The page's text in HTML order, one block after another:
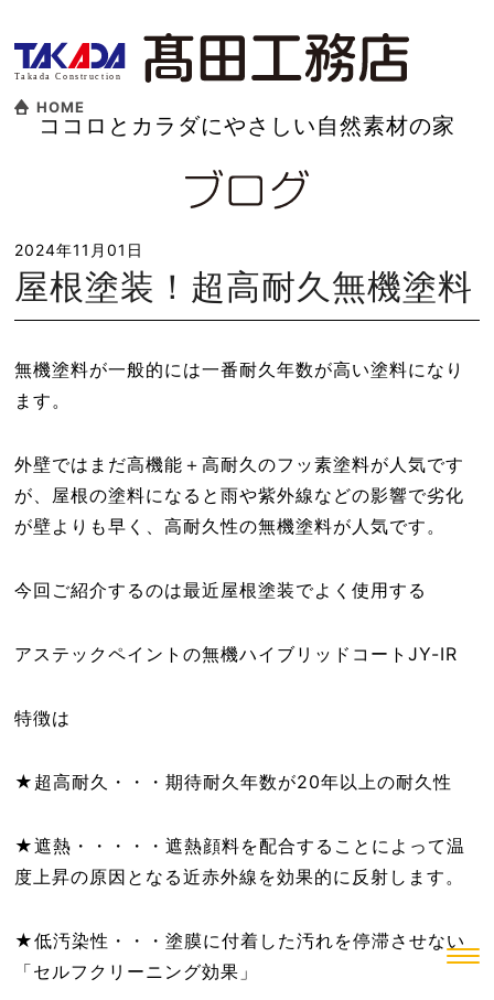
HOME
ココロとカラダにやさしい自然素材の家
2024年11月01日
屋根塗装！超高耐久無機塗料
無機塗料が一般的には一番耐久年数が高い塗料になり
ます。
外壁ではまだ高機能＋高耐久のフッ素塗料が人気です
が、屋根の塗料になると雨や紫外線などの影響で劣化
が壁よりも早く、高耐久性の無機塗料が人気です。
今回ご紹介するのは最近屋根塗装でよく使用する
アステックペイントの無機ハイブリッドコートJY-IR
特徴は
★超高耐久・・・期待耐久年数が20年以上の耐久性
★遮熱・・・・・遮熱顔料を配合することによって温
度上昇の原因となる近赤外線を効果的に反射します。
★低汚染性・・・塗膜に付着した汚れを停滞させない
「セルフクリーニング効果」